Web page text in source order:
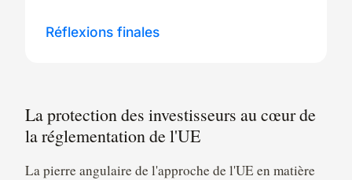
Réflexions finales
La protection des investisseurs au cœur de
la réglementation de l'UE
La pierre angulaire de l'approche de l'UE en matière